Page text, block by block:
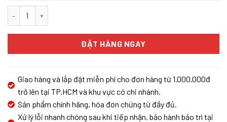
ĐẶT HÀNG NGAY
Giao hàng và lắp đặt miễn phí cho đơn hàng từ 1.000.000đ
trở lên tại TP.HCM và khu vực có chi nhánh.
Sản phẩm chính hãng, hóa đơn chứng từ đầy đủ.
Xử lý lỗi nhanh chóng sau khi tiếp nhận, bảo hành bảo trì tại